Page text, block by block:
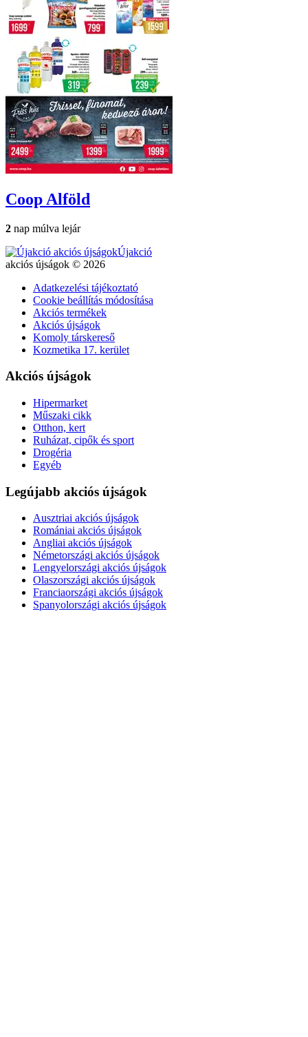
Coop Alföld
2 nap múlva lejár
Újakció
akciós újságok © 2026
Adatkezelési tájékoztató
Cookie beállítás módosítása
Akciós termékek
Akciós újságok
Komoly társkereső
Kozmetika 17. kerület
Akciós újságok
Hipermarket
Műszaki cikk
Otthon, kert
Ruházat, cipők és sport
Drogéria
Egyéb
Legújabb akciós újságok
Ausztriai akciós újságok
Romániai akciós újságok
Angliai akciós újságok
Németországi akciós újságok
Lengyelországi akciós újságok
Olaszországi akciós újságok
Franciaországi akciós újságok
Spanyolországi akciós újságok